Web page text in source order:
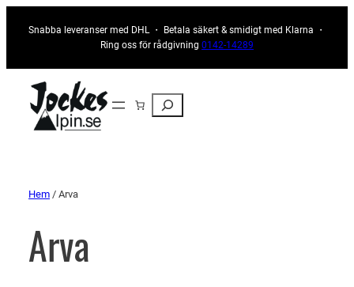
Snabba leveranser med DHL ・ Betala säkert & smidigt med Klarna ・
Ring oss för rådgivning 0142-14289
Sök
Hem / Arva
Arva